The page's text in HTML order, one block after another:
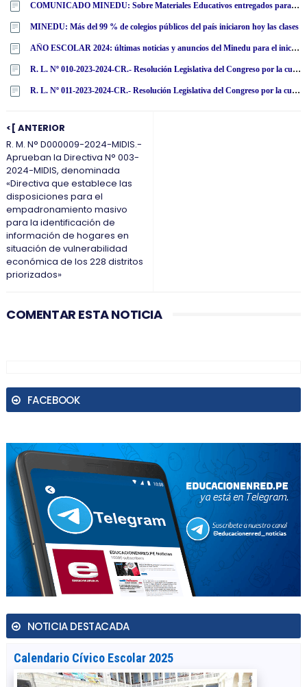
COMUNICADO MINEDU: Sobre Materiales Educativos entregados para el Año Escolar 2024
MINEDU: Más del 99 % de colegios públicos del país iniciaron hoy las clases
AÑO ESCOLAR 2024: últimas noticias y anuncios del Minedu para el inicio de clases el 11 de marzo
R. L. Nº 010-2023-2024-CR.- Resolución Legislativa del Congreso por la cual el Congreso de la República resuelve archivar la acusación constitucional contra el miembro de la Junta Nacional de Justicia Henry José Ávila Herrera por infracción de los artículos 156, inciso 3, y 139, inciso 3, de la Constitución Política
R. L. Nº 011-2023-2024-CR.- Resolución Legislativa del Congreso por la cual el Congreso de la República resuelve archivar la acusación constitucional contra el miembro de la Junta Nacional de Justicia Guillermo Santiago Thornberry Villarán por infracción de los artículos 156, inciso 3, y 139, inciso 3, de la Constitución Política
<[ ANTERIOR
R. M. N° D000009-2024-MIDIS.-
Aprueban la Directiva N° 003-
2024-MIDIS, denominada
«Directiva que establece las
disposiciones para el
empadronamiento masivo
para la identificación de
información de hogares en
situación de vulnerabilidad
económica de los 228 distritos
priorizados»
COMENTAR ESTA NOTICIA
FACEBOOK
NOTICIA DESTACADA
Calendario Cívico Escolar 2025